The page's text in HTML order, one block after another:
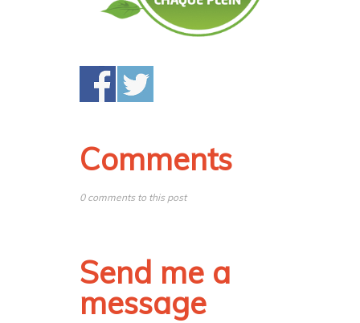
Comments
0 comments to this post
Send me a
message